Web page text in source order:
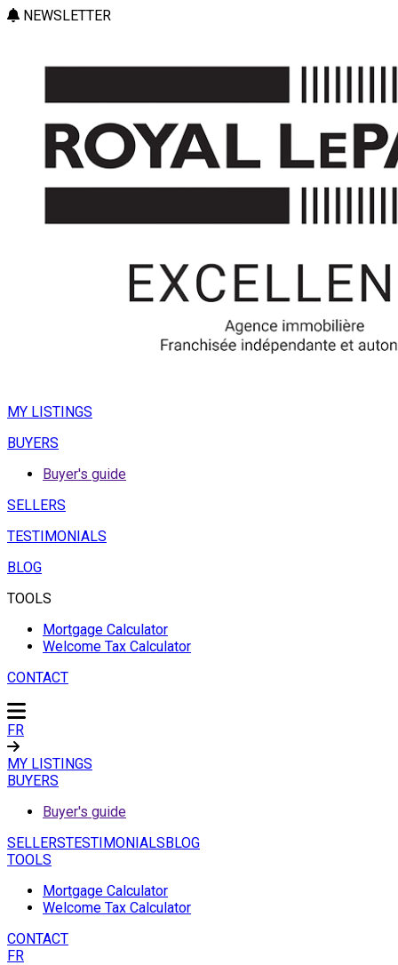
NEWSLETTER
MY LISTINGS
BUYERS
Buyer's guide
SELLERS
TESTIMONIALS
BLOG
TOOLS
Mortgage Calculator
Welcome Tax Calculator
CONTACT
FR
MY LISTINGS
BUYERS
Buyer's guide
SELLERSTESTIMONIALSBLOG
TOOLS
Mortgage Calculator
Welcome Tax Calculator
CONTACT
FR